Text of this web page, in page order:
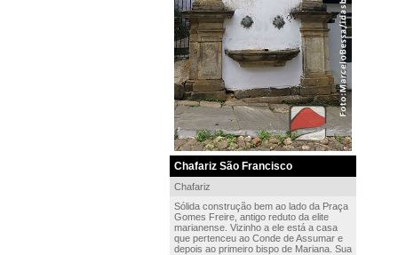
Chafariz São Francisco
Chafariz
Sólida construção bem ao lado da Praça
Gomes Freire, antigo reduto da elite
marianense. Vizinho a ele está a casa
que pertenceu ao Conde de Assumar e
depois ao primeiro bispo de Mariana. Sua